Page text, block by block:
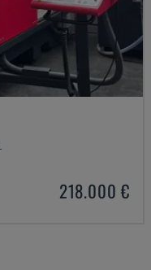
218.000 €